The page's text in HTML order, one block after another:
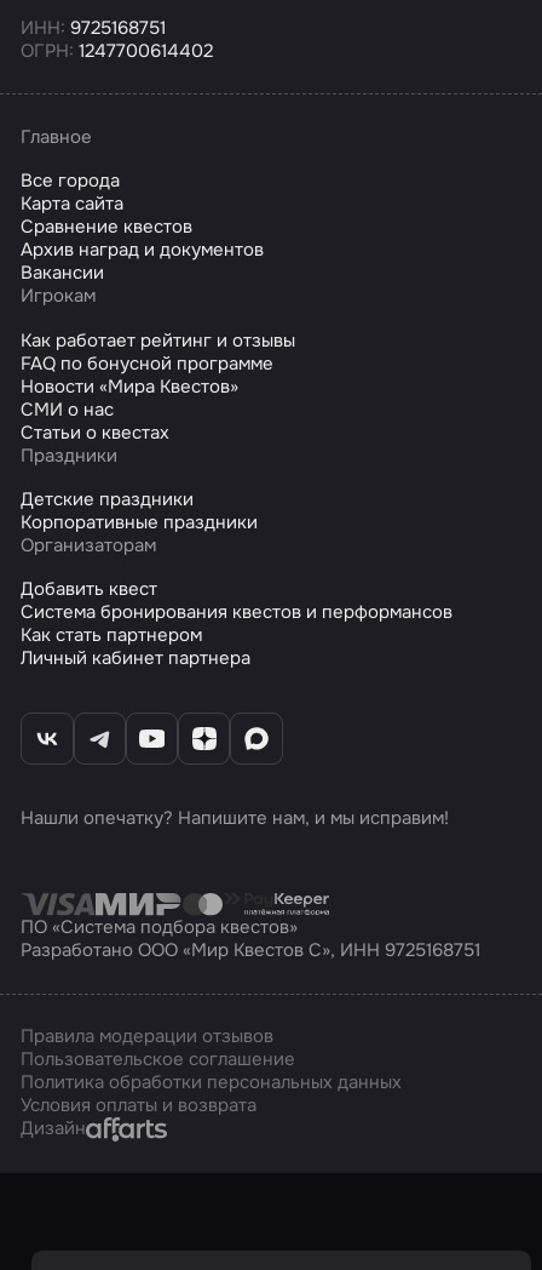
ИНН: 9725168751
ОГРН: 1247700614402
Главное
Все города
Карта сайта
Сравнение квестов
Архив наград и документов
Вакансии
Игрокам
Как работает рейтинг и отзывы
FAQ по бонусной программе
Новости «Мира Квестов»
СМИ о нас
Статьи о квестах
Праздники
Детские праздники
Корпоративные праздники
Организаторам
Добавить квест
Система бронирования квестов и перформансов
Как стать партнером
Личный кабинет партнера
Нашли опечатку? Напишите нам, и мы исправим!
ПО «Система подбора квестов»
Разработано ООО «Мир Квестов С», ИНН 9725168751
Правила модерации отзывов
Пользовательское соглашение
Политика обработки персональных данных
Условия оплаты и возврата
ДизайнAffarts